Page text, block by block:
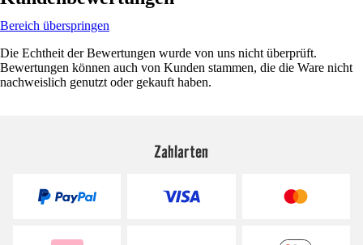
Bereich überspringen
Die Echtheit der Bewertungen wurde von uns nicht überprüft.
Bewertungen können auch von Kunden stammen, die die Ware nicht
nachweislich genutzt oder gekauft haben.
Zahlarten